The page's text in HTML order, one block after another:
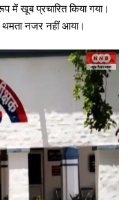
में खूब प्रचारित किया गया।
थमता नजर नहीं आया।